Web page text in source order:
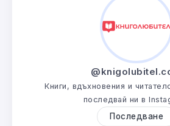
Книги, вдъхновения и
последвай ни в
Последване